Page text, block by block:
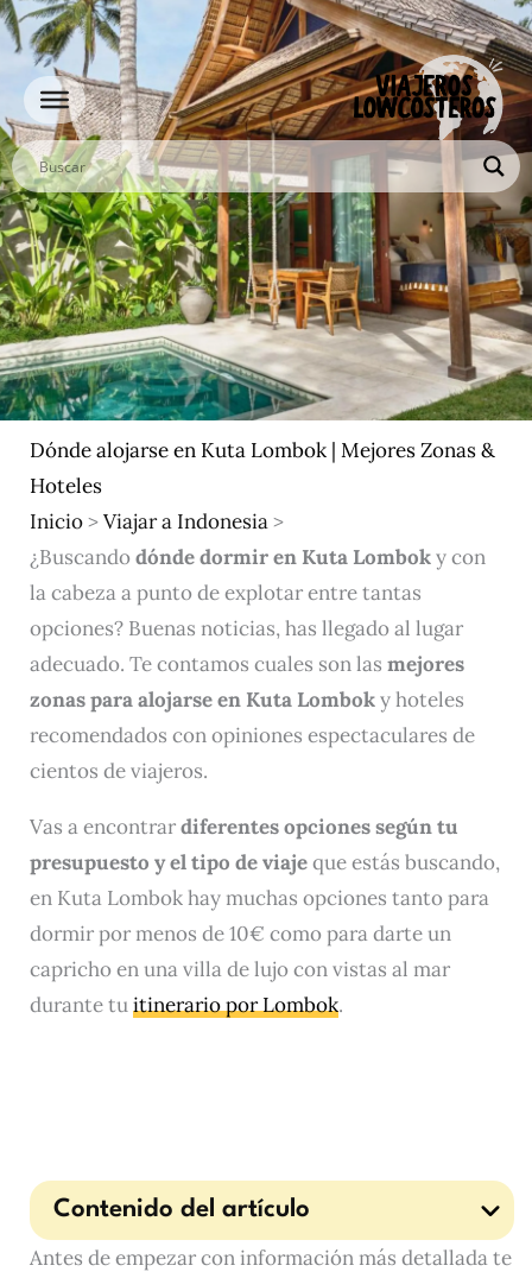
Ir
al
contenido
Dónde alojarse en Kuta Lombok | Mejores Zonas &
Hoteles
Inicio>Viajar a Indonesia>
¿Buscandodónde dormir en Kuta Lomboky con
la cabeza a punto de explotar entre tantas
opciones? Buenas noticias, has llegado al lugar
adecuado. Te contamos cuales son las mejores
zonas para alojarse en Kuta Lomboky hoteles
recomendados con opiniones espectaculares de
cientos de viajeros.
Vas a encontrardiferentes opciones según tu
presupuesto y el tipo de viajeque estás buscando,
en Kuta Lombok hay muchas opciones tanto para
dormir por menos de 10€ como para darte un
capricho en una villa de lujo con vistas al mar
durante tuitinerario por Lombok.
Contenido del artículo
Antes de empezar con información más detallada te